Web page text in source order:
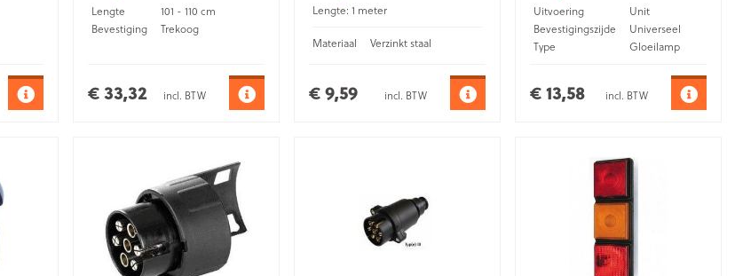
Lengte
101 - 110 cm
Bevestiging
Trekoog
€ 33,32 incl. BTW
Lengte: 1 meter
Materiaal Verzinkt staal
€ 9,59 incl. BTW
Uitvoering
Unit
Bevestigingszijde
Universeel
Type
Gloeilamp
€ 13,58 incl. BTW